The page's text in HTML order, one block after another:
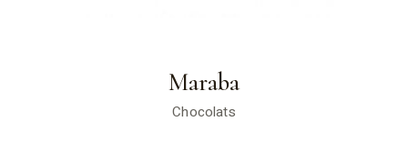
Maraba
Chocolats